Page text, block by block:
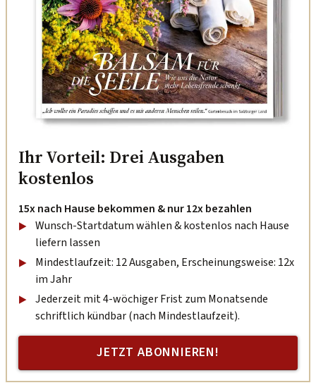
Ihr Vorteil: Drei Ausgaben
kostenlos
15x nach Hause bekommen & nur 12x bezahlen
Wunsch-Startdatum wählen & kostenlos nach Hause
liefern lassen
Mindestlaufzeit: 12 Ausgaben, Erscheinungsweise: 12x
im Jahr
Jederzeit mit 4-wöchiger Frist zum Monatsende
schriftlich kündbar (nach Mindestlaufzeit).
JETZT ABONNIEREN!